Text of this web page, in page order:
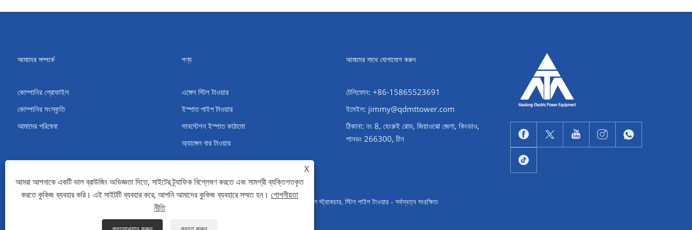
আমাদের সম্পর্কে
কোম্পানির প্রোফাইল
কোম্পানির সংস্কৃতি
আমাদের পরিষেবা
পণ্য
এঙ্গেল স্টিল টাওয়ার
ইস্পাত পাইপ টাওয়ার
সাবস্টেশন ইস্পাত কাঠামো
অ্যাঙ্গেল বার টাওয়ার
আমাদের সাথে যোগাযোগ করুন
টেলিফোন: +86-15865523691
ইমেইল: jimmy@qdmttower.com
ঠিকানা: নং 8, হেংরুই রোড, জিয়াওঝো জেলা, কিংডাও,
শানডং 266300, চীন
কপিরাইট © 2022 Qingdao Maotong Power Equipment Co., Ltd. - অ্যাঙ্গেল স্টিল টাওয়ার, সাবস্টেশন স্টিল স্ট্রাকচার, স্টিল পাইপ টাওয়ার - সর্বস্বত্ব সংরক্ষিত৷
XML গোপনীয়তা নীতি
X
আমরা আপনাকে একটি ভাল ব্রাউজিং অভিজ্ঞতা দিতে, সাইটের ট্র্যাফিক বিশ্লেষণ করতে এবং সামগ্রী ব্যক্তিগতকৃত
করতে কুকিজ ব্যবহার করি। এই সাইটটি ব্যবহার করে, আপনি আমাদের কুকিজ ব্যবহারে সম্মত হন। গোপনীয়তা
নীতি